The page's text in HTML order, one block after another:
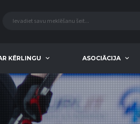
KĒRLINGU ASOCIĀCIJA